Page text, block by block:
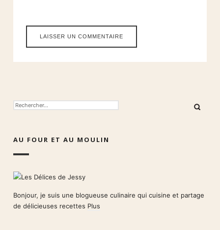
RECHERCHER :
AU FOUR ET AU MOULIN
Bonjour, je suis une blogueuse culinaire qui cuisine et partage
de délicieuses recettes Plus